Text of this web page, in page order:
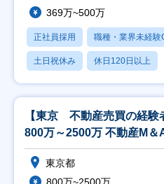
369万~500万
正社員採用 職種・業界未経験
土日祝休み 休日120日以上
【東京 不動産売買の経験
800万～2500万 不動産M＆
東京都